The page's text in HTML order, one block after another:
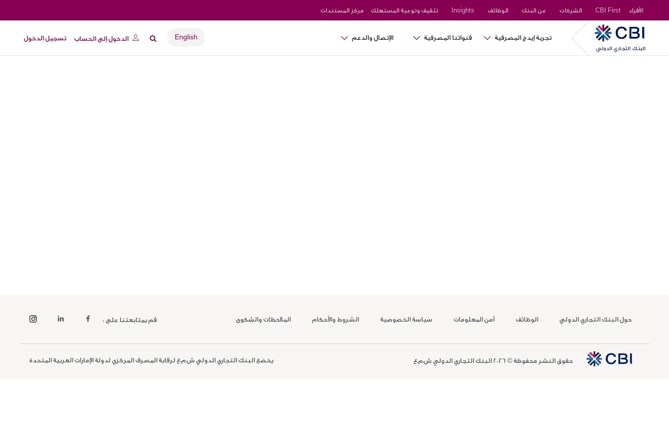
الأفراد CBI First الشركات عن البنك الوظائف Insights تثقيف وتوعية المستهلك مركز المستندات
تجربة إيدج المصرفية قنواتنا المصرفية الإتصال والدعم English الدخول إلى الحساب تسجيل الدخول
حول البنك التجاري الدولي الوظائف أمن المعلومات سياسة الخصوصية الشروط والأحكام الملاحظات والشكوى قم بمتابعتنا على :
حقوق النشر محفوظة © 2026 البنك التجاري الدولي ش.م.ع يخضع البنك التجاري الدولي ش.م.ع لرقابة المصرف المركزي لدولة الإمارات العربية المتحدة